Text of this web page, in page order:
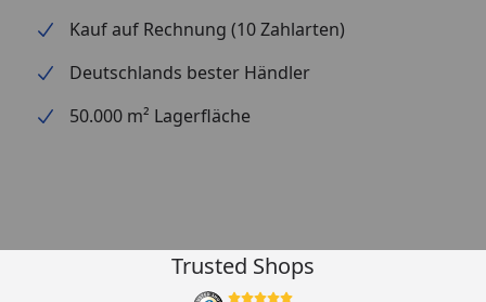
Kauf auf Rechnung (10 Zahlarten)
Deutschlands bester Händler
50.000 m² Lagerfläche
Trusted Shops